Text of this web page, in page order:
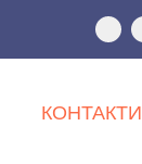
КОНТАКТИ